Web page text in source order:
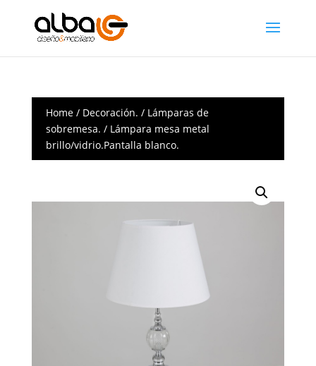
Home/ Decoración. / Lámparas de
sobremesa. / Lámpara mesa metal
brillo/vidrio.Pantalla blanco.